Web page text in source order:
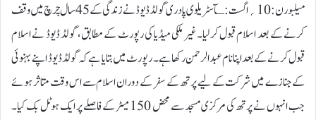
میلبورن:10؍اگست:ـآسٹریلوی پادری گولڈ ڈیوڈ نے زندگی کے 45سال چرچ میں وقف
کرنے کے بعد اسلام قبول کرلیا۔ غیر ملکی میڈیا کی رپورٹ کے مطابق، گولڈ ڈیوڈ نے اسلام
قبول کرنے کے بعد اپنا نام عبدالرحمن رکھا ہے۔ رپورٹ میں بتایا ہے کہ گولڈ ڈیوڈ اپنے بہنوئی
کے جنازے میں شرکت کے لیے پرتھ کے سفر کے دوران اسلام سے اس وقت متاثر ہوئے
جب انہوں نے پرتھ کی مرکزی مسجد سے محض 150میٹر کے فاصلے پر ایک ہوٹل بک کیا۔